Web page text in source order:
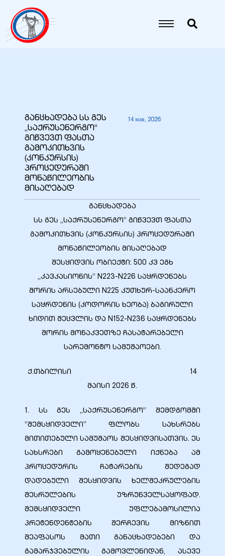
განცხადება სს გეს
„საქრუსენერგო“
გიწვევთ ფასთა
გამოკითხვის
(კონკურსის)
პროცედურაში
მონაწილეობის
მისაღებად
14 мая, 2026
განცხადება
სს გეს „საქრუსენერგო“ გიწვევთ ფასთა
გამოკითხვის (კონკურსის) პროცედურაში
მონაწილეობის მისაღებად
შესყიდვის ობიექტი: 500 კვ ეგხ
„კავკასიონის“ N223-N226 საყრდენებს
შორის არსებული N225 კუთხურ-საანკერო
საყრდენის (კოდორის ხეობა) ბაგირული
ხიდით შეცვლის და N152-N236 საყრდენებს
შორის მონაკვეთზე ჩასატარებელი
სარემონტო სამუშაოები.
ქ.თბილისი 14
მაისი 2026 წ.
1. სს გეს „საქრუსენერგო“ შემდგომში
“შემსყიდველი” ფლობს სახსრებს
მითითებული სამუშაოს შესყიდვისათვის. ეს
სახსრები გამოყენებული იქნება ამ
პროცედურის ჩატარების შედეგად
დადებული შესყიდვის ხელშეკრულების
შესრულების უზრუნველსაყოფად.
შემსყიდველი უფლებამოსილია
პრეტენდენტების შერჩევის მიზნით
შეაფასოს მათი განაცხადებები და
გამარჯვებულის გამოვლენიდან, ასევე